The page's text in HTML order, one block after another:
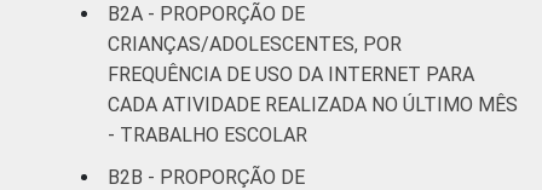
B2A - PROPORÇÃO DE
CRIANÇAS/ADOLESCENTES, POR
FREQUÊNCIA DE USO DA INTERNET PARA
CADA ATIVIDADE REALIZADA NO ÚLTIMO MÊS
- TRABALHO ESCOLAR
B2B - PROPORÇÃO DE